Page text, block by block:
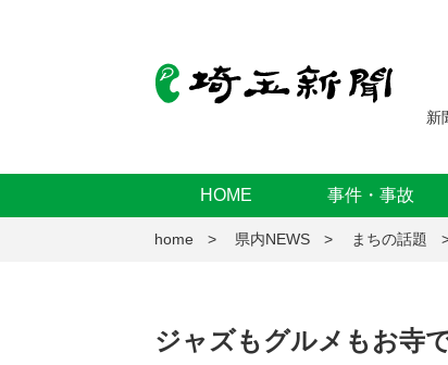
新
HOME 事件・事故
home 県内NEWS まちの話題
ジャズもグルメもお寺